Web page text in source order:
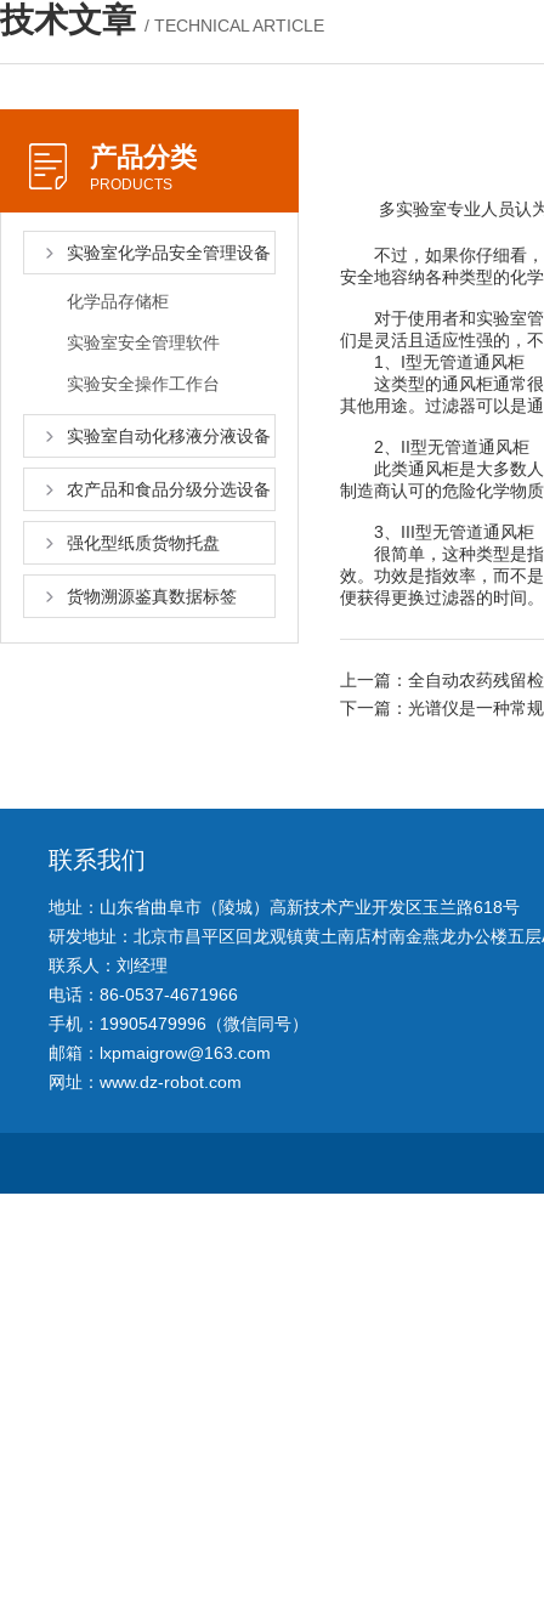
技术文章 / TECHNICAL ARTICLE
产品分类
PRODUCTS
实验室化学品安全管理设备
化学品存储柜
实验室安全管理软件
实验安全操作工作台
实验室自动化移液分液设备
农产品和食品分级分选设备
强化型纸质货物托盘
货物溯源鉴真数据标签
多实验室专业人员认为
不过，如果你仔细看，
安全地容纳各种类型的化
对于使用者和实验室管
们是灵活且适应性强的，
1、I型无管道通风
这类型的通风柜通常很
其他用途。过滤器可以是
2、II型无管道通风
此类通风柜是大多数人
制造商认可的危险化学物
3、III型无管道通
很简单，这种类型是指
效。功效是指效率，而不
便获得更换过滤器的时间。
上一篇： 全自动农药残留
下一篇： 光谱仪是一种常
联系我们
地址：山东省曲阜市（陵城）高新技术产业开发区玉兰路618号
研发地址：北京市昌平区回龙观镇黄土南店村南金燕龙办公楼五
联系人：刘经理
电话：86-0537-4671966
手机：19905479996（微信同号）
邮箱：lxpmaigrow@163.com
网址：www.dz-robot.com